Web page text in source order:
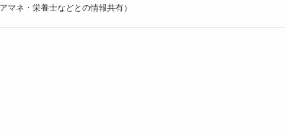
マネ・栄養士などとの情報共有）